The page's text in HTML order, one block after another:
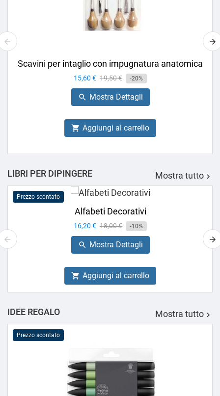
Scavini per intaglio con impugnatura anatomica
Prezzo
15,60 € Prezzo
base
19,50 € -20%
 Mostra Dettagli
 Aggiungi al carrello
LIBRI PER DIPINGERE Mostra tutto 
Prezzo scontato
Alfabeti Decorativi
Prezzo
16,20 € Prezzo
base
18,00 € -10%
 Mostra Dettagli
 Aggiungi al carrello
IDEE REGALO Mostra tutto 
Prezzo scontato